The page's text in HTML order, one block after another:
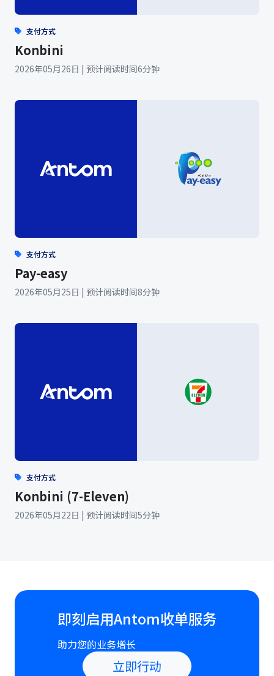
支付方式
Konbini
2026年05月26日 | 预计阅读时间6分钟
支付方式
Pay-easy
2026年05月25日 | 预计阅读时间8分钟
支付方式
Konbini (7-Eleven)
2026年05月22日 | 预计阅读时间5分钟
即刻启用Antom收单服务
助力您的业务增长
立即行动